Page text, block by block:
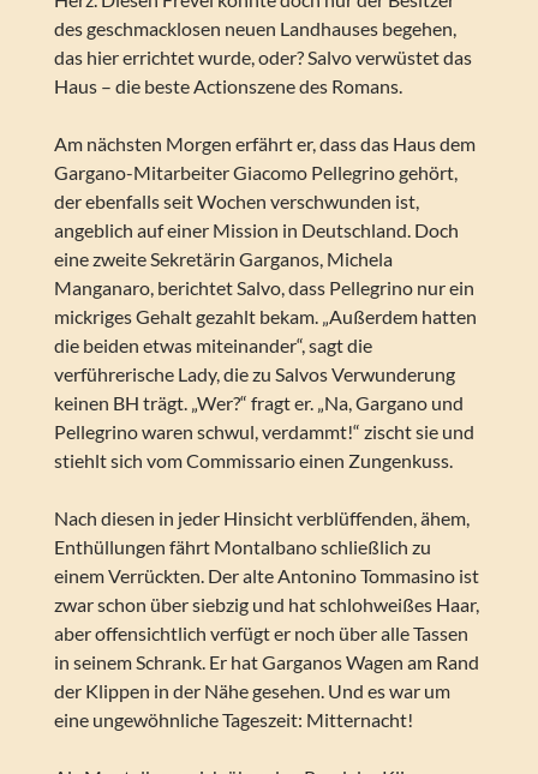
des geschmacklosen neuen Landhauses begehen,
das hier errichtet wurde, oder? Salvo verwüstet das
Haus – die beste Actionszene des Romans.
Am nächsten Morgen erfährt er, dass das Haus dem
Gargano-Mitarbeiter Giacomo Pellegrino gehört,
der ebenfalls seit Wochen verschwunden ist,
angeblich auf einer Mission in Deutschland. Doch
eine zweite Sekretärin Garganos, Michela
Manganaro, berichtet Salvo, dass Pellegrino nur ein
mickriges Gehalt gezahlt bekam. „Außerdem hatten
die beiden etwas miteinander“, sagt die
verführerische Lady, die zu Salvos Verwunderung
keinen BH trägt. „Wer?“ fragt er. „Na, Gargano und
Pellegrino waren schwul, verdammt!“ zischt sie und
stiehlt sich vom Commissario einen Zungenkuss.
Nach diesen in jeder Hinsicht verblüffenden, ähem,
Enthüllungen fährt Montalbano schließlich zu
einem Verrückten. Der alte Antonino Tommasino ist
zwar schon über siebzig und hat schlohweißes Haar,
aber offensichtlich verfügt er noch über alle Tassen
in seinem Schrank. Er hat Garganos Wagen am Rand
der Klippen in der Nähe gesehen. Und es war um
eine ungewöhnliche Tageszeit: Mitternacht!